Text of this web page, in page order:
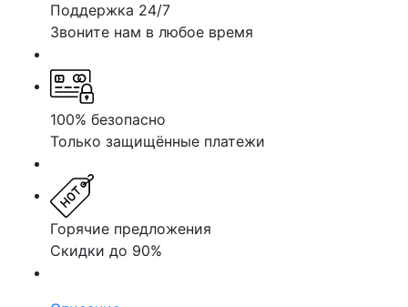
Поддержка 24/7
Звоните нам в любое время
100% безопасно
Только защищённые платежи
Горячие предложения
Скидки до 90%